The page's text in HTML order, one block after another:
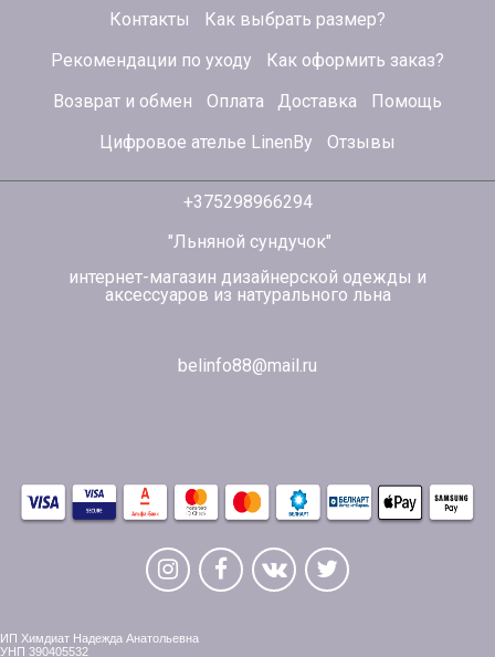
Контакты
Как выбрать размер?
Рекомендации по уходу
Как оформить заказ?
Возврат и обмен
Оплата Доставка
Помощь
Цифровое ателье LinenBy
Отзывы
+375298966294
"Льняной сундучок"
интернет-магазин дизайнерской одежды и
аксессуаров из натурального льна
belinfo88@mail.ru
ИП Химдиат Надежда Анатольевна
УНП 390405532